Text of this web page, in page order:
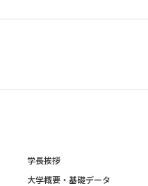
学長挨拶
大学概要・基礎データ